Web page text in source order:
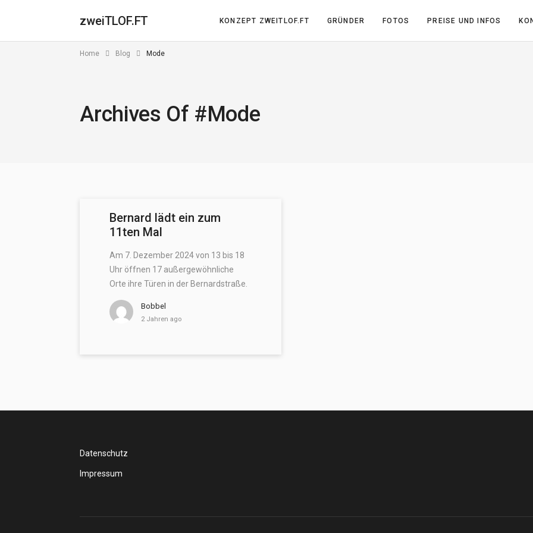
zweiTLOF.FT KONZEPT ZWEITLOF.FT GRÜNDER FOTOS PREISE UND INFOS
Home Blog Mode
Archives Of #Mode
Bernard lädt ein zum
11ten Mal
Am 7. Dezember 2024 von 13 bis 18
Uhr öffnen 17 außergewöhnliche
Orte ihre Türen in der Bernardstraße.
Bobbel
2 Jahren ago
Datenschutz
Impressum